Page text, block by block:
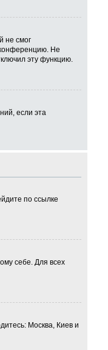
не смог
Не
эту функцию.
если эта
по ссылке
себе. Для всех
Москва, Киев и